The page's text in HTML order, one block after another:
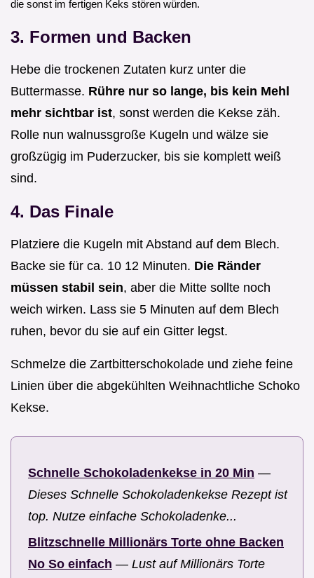
die sonst im fertigen Keks stören würden.
3. Formen und Backen
Hebe die trockenen Zutaten kurz unter die
Buttermasse. Rühre nur so lange, bis kein Mehl
mehr sichtbar ist, sonst werden die Kekse zäh.
Rolle nun walnussgroße Kugeln und wälze sie
großzügig im Puderzucker, bis sie komplett weiß
sind.
4. Das Finale
Platziere die Kugeln mit Abstand auf dem Blech.
Backe sie für ca. 10 12 Minuten. Die Ränder
müssen stabil sein, aber die Mitte sollte noch
weich wirken. Lass sie 5 Minuten auf dem Blech
ruhen, bevor du sie auf ein Gitter legst.
Schmelze die Zartbitterschokolade und ziehe feine
Linien über die abgekühlten Weihnachtliche Schoko
Kekse.
Schnelle Schokoladenkekse in 20 Min —
Dieses Schnelle Schokoladenkekse Rezept ist
top. Nutze einfache Schokoladenke...
Blitzschnelle Millionärs Torte ohne Backen
No So einfach — Lust auf Millionärs Torte